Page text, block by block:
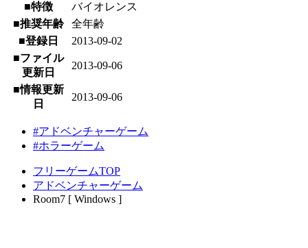
■特徴
バイオレンス
■推奨年齢
全年齢
■登録日
2013-09-02
■ファイル
更新日
2013-09-06
■情報更新
日
2013-09-06
#アドベンチャーゲーム
#ホラーゲーム
フリーゲームTOP
アドベンチャーゲーム
Room7 [ Windows ]